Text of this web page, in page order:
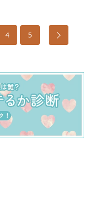
4 5